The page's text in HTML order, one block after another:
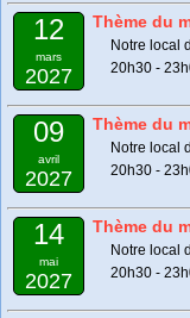
12
mars
2027
Thème du
Notre local
20h30 -
09
avril
2027
Thème du
Notre local
20h30 -
14
mai
2027
Thème du
Notre local
20h30 -